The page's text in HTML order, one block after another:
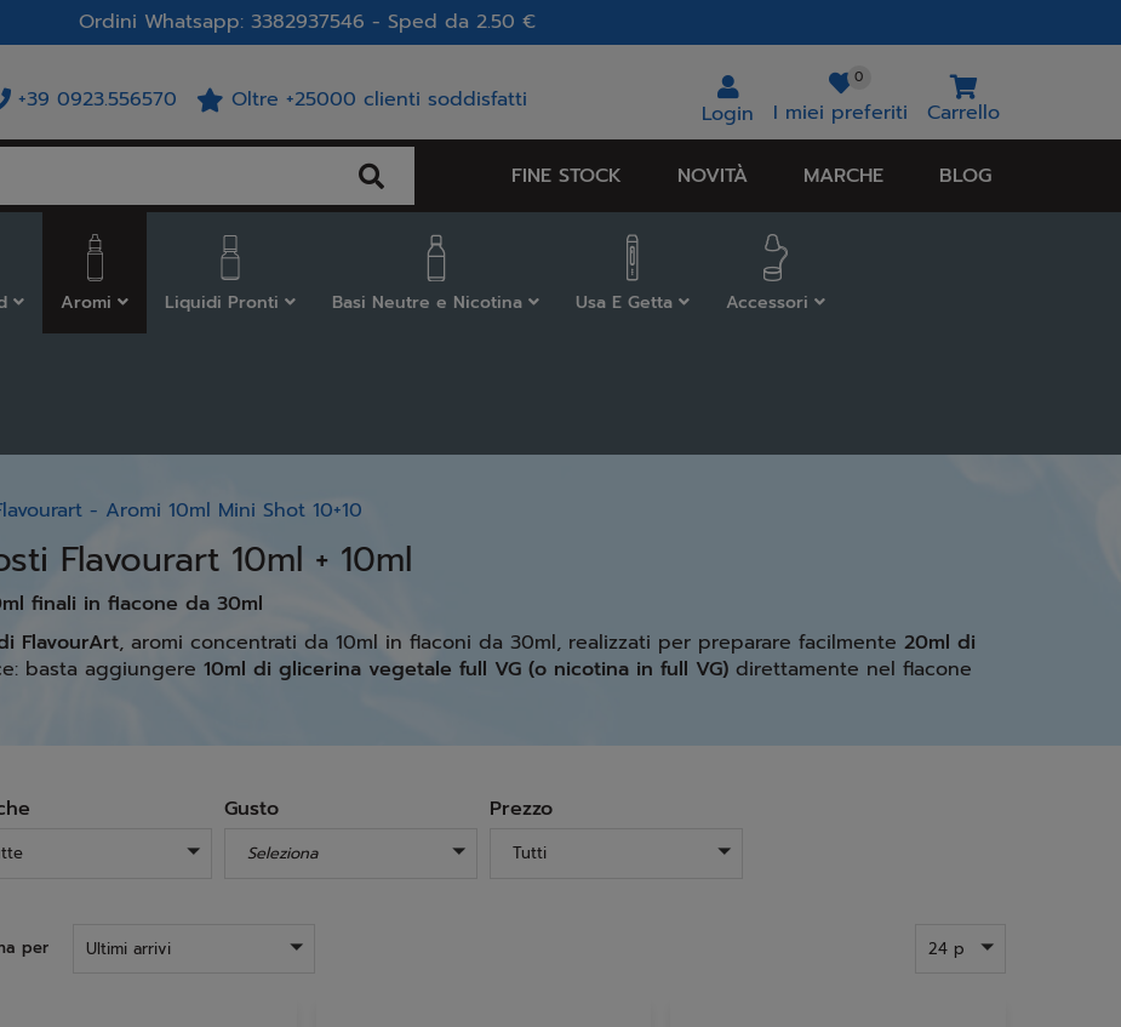
Ordini Whatsapp: 3382937546 - Sped da 2.50 €
Login
0
I miei preferiti Carrello
+39 0923.556570 Oltre +25000 clienti soddisfatti
FINE STOCK NOVITÀ MARCHE BLOG
Aromi Liquidi Pronti Basi Neutre e Nicotina Usa E Getta Accessori
- Aromi 10ml Mini Shot 10+10
Flavourart 10ml + 10ml
finali in flacone da 30ml
FlavourArt, aromi concentrati da 10ml in flaconi da 30ml, realizzati per preparare facilmente 20ml di
basta aggiungere 10ml di glicerina vegetale full VG (o nicotina in full VG) direttamente nel flacone
Gusto
Seleziona
Prezzo
Tutti
per Ultimi arrivi 24 p